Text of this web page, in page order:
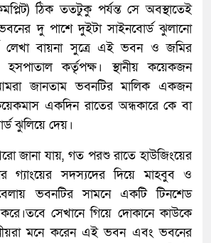
ঠিক ততটুকু পর্যন্ত সে অবস্থাতেই
দু পাশে দুইটা সাইনবোর্ড ঝুলানো
লেখা বায়না সুত্রে এই ভবন ও জমির
কর্তৃপক্ষ। স্থানীয় কয়েকজন
আমরা জানতাম ভবনটির মালিক একজন
একদিন রাতের অন্ধকারে কে বা
ঝুলিয়ে দেয়।
জানা যায়, গত পরশু রাতে হাউজিংয়ের
গ্যাংয়ের সদস্যদের দিয়ে মাহবুব ও
ভবনটির সামনে একটি টিনশেড
সেখানে গিয়ে দোকানে কাউকে
মনে করেন এই ভবন এবং ভবনের